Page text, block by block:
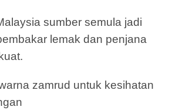
sumber semula jadi
lemak dan penjana
zamrud untuk kesihatan